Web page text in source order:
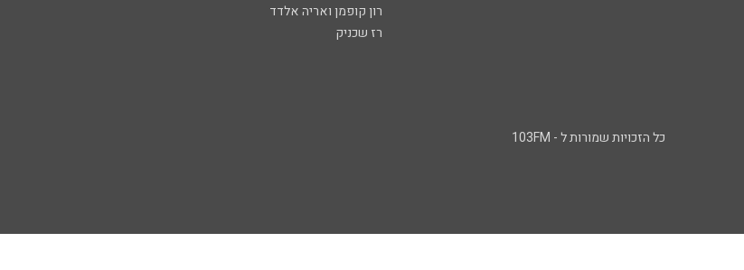
רון קופמן ואריה אלדד
רז שכניק
כל הזכויות שמורות ל - 103FM